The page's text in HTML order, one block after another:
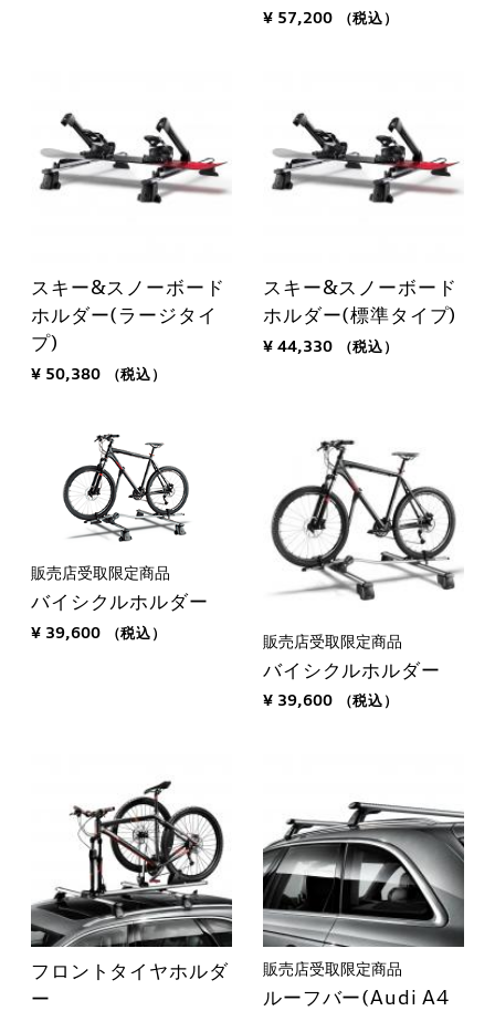
¥ 57,200 （税込）
スキー&スノーボード
ホルダー(ラージタイ
プ)
¥ 50,380 （税込）
スキー&スノーボード
ホルダー(標準タイプ)
¥ 44,330 （税込）
販売店受取限定商品
バイシクルホルダー
¥ 39,600 （税込） 販売店受取限定商品
バイシクルホルダー
¥ 39,600 （税込）
フロントタイヤホルダ
ー
販売店受取限定商品
ルーフバー(Audi A4